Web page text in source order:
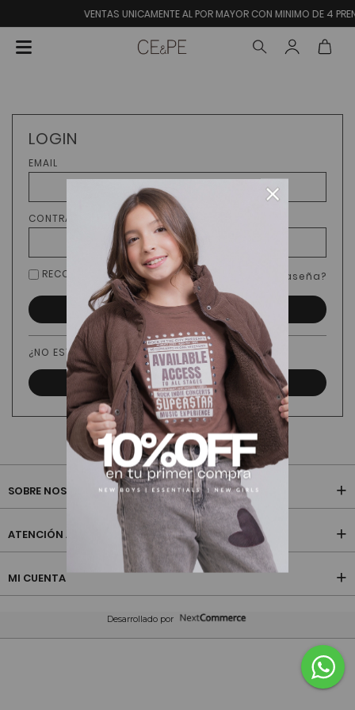
×
VENTAS UNICAMENTE AL POR MAYOR CON MINIMO DE 4
LOGIN
EMAIL
CONTRASEÑA
RECORDARME ¿Olvidaste tu contraseña?
INGRESAR
¿NO ESTÁS REGISTRADO?
CREAR CUENTA
SOBRE NOSOTROS
ATENCIÓN AL CLIENTE
MI CUENTA
Desarrollado por